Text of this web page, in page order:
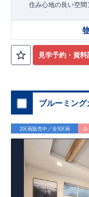
住み心地の良い空
アイデアをみて ね
TEL:098-860-
■オプションではありま
ム・ガス衣類乾燥機・
成材にヒノキを使用し
■長期優良住宅もっと
7つの厳しい技術基準を
長期優良住宅。
長期優良住宅として認
の技術基準をクリアす
リア！①耐震性②劣化
ギー性⑥居住環境⑦維持
そのほかの魅力として
税、中古市場での売却
もっと
能を評価されています
見学予約・資料
ブルーミン
2区画販売中／全5区画 み